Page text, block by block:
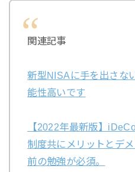
関連記事
新型NISAに手を出さな
能性高いです
【2022年最新版】
制度共にメリットとデ
前の勉強が必須。